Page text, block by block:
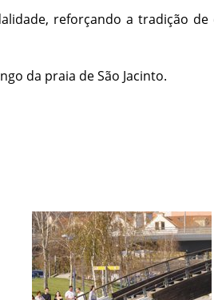
reforçando a tradição de
da praia de São Jacinto.